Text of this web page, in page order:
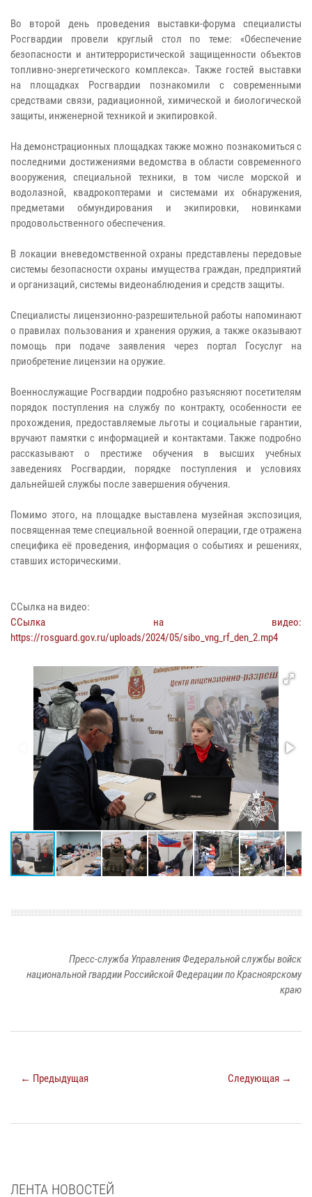
Во второй день проведения выставки-форума специалисты
Росгвардии провели круглый стол по теме: «Обеспечение
безопасности и антитеррористической защищенности объектов
топливно-энергетического комплекса». Также гостей выставки
на площадках Росгвардии познакомили с современными
средствами связи, радиационной, химической и биологической
защиты, инженерной техникой и экипировкой.
На демонстрационных площадках также можно познакомиться с
последними достижениями ведомства в области современного
вооружения, специальной техники, в том числе морской и
водолазной, квадрокоптерами и системами их обнаружения,
предметами обмундирования и экипировки, новинками
продовольственного обеспечения.
В локации вневедомственной охраны представлены передовые
системы безопасности охраны имущества граждан, предприятий
и организаций, системы видеонаблюдения и средств защиты.
Специалисты лицензионно-разрешительной работы напоминают
о правилах пользования и хранения оружия, а также оказывают
помощь при подаче заявления через портал Госуслуг на
приобретение лицензии на оружие.
Военнослужащие Росгвардии подробно разъясняют посетителям
порядок поступления на службу по контракту, особенности ее
прохождения, предоставляемые льготы и социальные гарантии,
вручают памятки с информацией и контактами. Также подробно
рассказывают о престиже обучения в высших учебных
заведениях Росгвардии, порядке поступления и условиях
дальнейшей службы после завершения обучения.
Помимо этого, на площадке выставлена музейная экспозиция,
посвященная теме специальной военной операции, где отражена
специфика её проведения, информация о событиях и решениях,
ставших историческими.
ССылка на видео:
ССылка на видео:
https://rosguard.gov.ru/uploads/2024/05/sibo_vng_rf_den_2.mp4
Пресс-служба Управления Федеральной службы войск
национальной гвардии Российской Федерации по Красноярскому
краю
← Предыдущая Следующая →
ЛЕНТА НОВОСТЕЙ